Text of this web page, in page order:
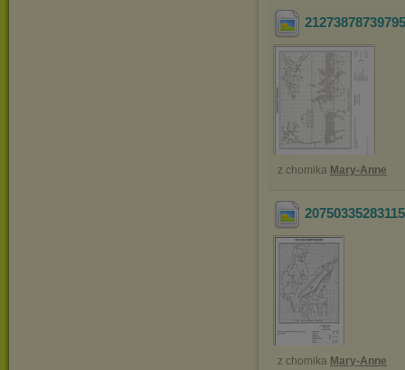
z chomika Mary-Anne
z chomika Mary-Anne